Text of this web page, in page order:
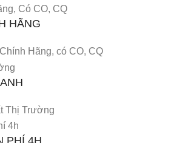
HÃNG
Hãng, có CO, CQ
Thị Trường
PHÍ 4H